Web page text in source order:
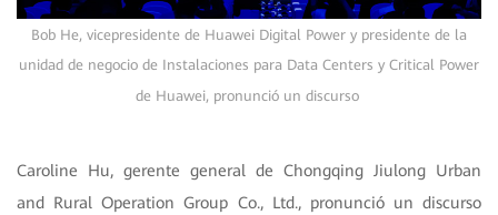
Bob He, vicepresidente de Huawei Digital Power y presidente de la
unidad de negocio de Instalaciones para Data Centers y Critical Power
de Huawei, pronunció un discurso
Caroline Hu, gerente general de Chongqing Jiulong Urban
and Rural Operation Group Co., Ltd., pronunció un discurso